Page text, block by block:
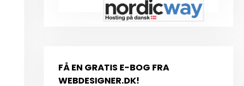
FÅ EN GRATIS E-BOG FRA
WEBDESIGNER.DK!